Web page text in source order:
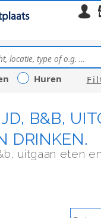
Huren
B&B,
DRINKEN.
uitgaan eten